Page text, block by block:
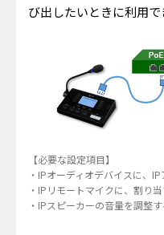
び出したいときに利用で
【必要な設定項目】
・IPオーディオデバイスに、
・IPリモートマイクに、割り
・IPスピーカーの音量を調整す